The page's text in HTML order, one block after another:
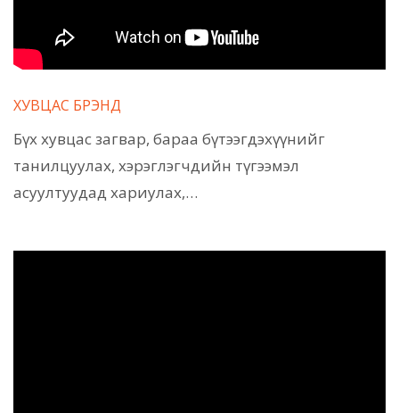
ХУВЦАС БРЭНД
Бүх хувцас загвар, бараа бүтээгдэхүүнийг
танилцуулах, хэрэглэгчдийн түгээмэл
асуултуудад хариулах,…